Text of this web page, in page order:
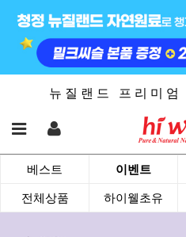
뉴 질 랜 드 프 리 미 엄
베스트 이벤트
전체상품 하이웰초유